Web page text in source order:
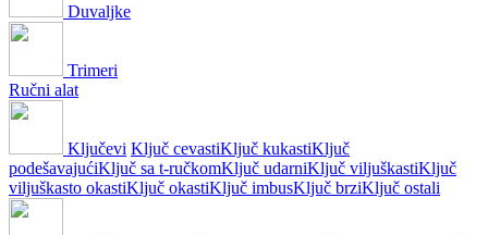
Duvaljke
Trimeri
Ručni alat
Ključevi Ključ cevastiKljuč kukastiKljuč
podešavajućiKljuč sa t-ručkomKljuč udarniKljuč viljuškastiKljuč
viljuškasto okastiKljuč okastiKljuč imbusKljuč brziKljuč ostali